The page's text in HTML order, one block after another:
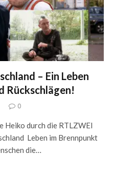
– Ein Leben
Rückschlägen!
0
Heiko durch die RTLZWEI
Leben im Brennpunkt
die…